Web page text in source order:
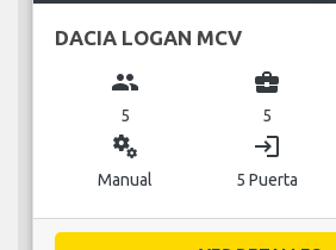
DACIA LOGAN MCV
group
5
business_center
5
miscellaneous_services
Manual
login
5 Puerta